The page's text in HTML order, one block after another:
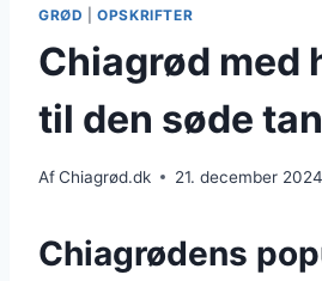
GRØD |OPSKRIFTER
Chiagrød med
til den søde
AfChiagrød.dk 21. december 2024
Chiagrødens